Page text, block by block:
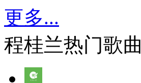
更多...
程桂兰热门歌曲